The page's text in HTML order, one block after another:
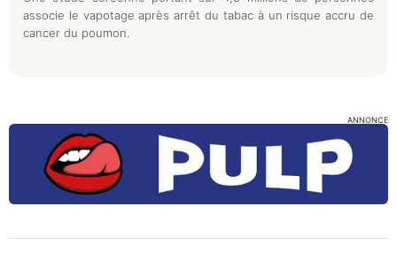
associe le vapotage après arrêt du tabac à un risque accru de
cancer du poumon.
ANNONCE